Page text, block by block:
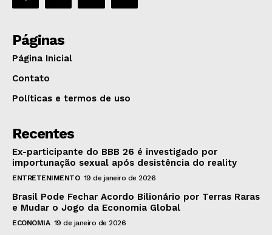
Páginas
Página Inicial
Contato
Políticas e termos de uso
Recentes
Ex-participante do BBB 26 é investigado por
importunação sexual após desistência do reality
ENTRETENIMENTO 19 de janeiro de 2026
Brasil Pode Fechar Acordo Bilionário por Terras Raras
e Mudar o Jogo da Economia Global
ECONOMIA 19 de janeiro de 2026